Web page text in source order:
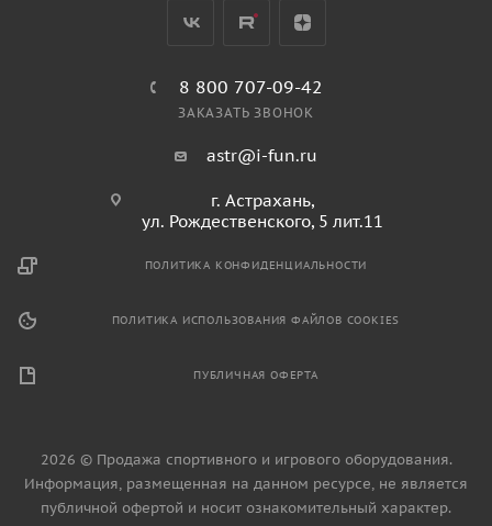
8 800 707-09-42
ЗАКАЗАТЬ ЗВОНОК
astr@i-fun.ru
г. Астрахань,
ул. Рождественского, 5 лит.11
ПОЛИТИКА КОНФИДЕНЦИАЛЬНОСТИ
ПОЛИТИКА ИСПОЛЬЗОВАНИЯ ФАЙЛОВ COOKIES
ПУБЛИЧНАЯ ОФЕРТА
2026 © Продажа спортивного и игрового оборудования.
Информация, размещенная на данном ресурсе, не является
публичной офертой и носит ознакомительный характер.